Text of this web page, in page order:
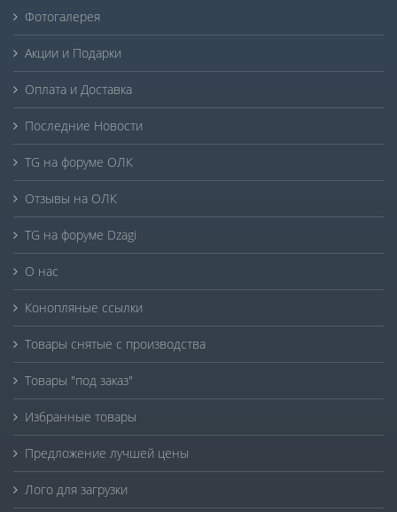
Фотогалерея
Акции и Подарки
Оплата и Доставка
Последние Новости
TG на форуме ОЛК
Отзывы на ОЛК
TG на форуме Dzagi
О нас
Конопляные ссылки
Товары снятые с производства
Товары "под заказ"
Избранные товары
Предложение лучшей цены
Лого для загрузки